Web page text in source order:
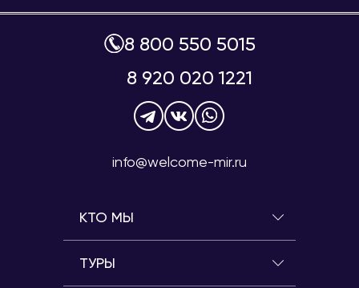
8 800 550 5015
8 920 020 1221
info@welcome-mir.ru
КТО МЫ
ТУРЫ